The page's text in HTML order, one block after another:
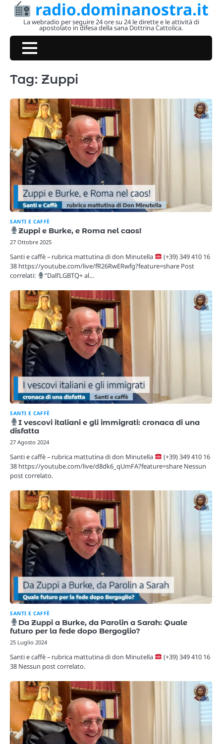
Skip
radio.dominanostra.it
La webradio per seguire 24 ore su 24 le dirette e le attività di
apostolato in difesa della sana Dottrina Cattolica.
Tag: Zuppi
SANTI E CAFFÈ
Zuppi e Burke, e Roma nel caos!
27 Ottobre 2025
Santi e caffè – rubrica mattutina di don Minutella
(+39) 349 410 16
38 https://youtube.com/live/fR26RwERwfg?feature=share Post
correlati:
”Dall’LGBTQ+ al…
SANTI E CAFFÈ
I vescovi italiani e gli immigrati: cronaca di una
disfatta
27 Agosto 2024
Santi e caffè – rubrica mattutina di don Minutella
(+39) 349 410 16
38 https://youtube.com/live/d8dk6_qUmFA?feature=share Nessun
post correlato.
SANTI E CAFFÈ
Da Zuppi a Burke, da Parolin a Sarah: Quale
futuro per la fede dopo Bergoglio?
25 Luglio 2024
Santi e caffè – rubrica mattutina di don Minutella
(+39) 349 410 16
38 Nessun post correlato.